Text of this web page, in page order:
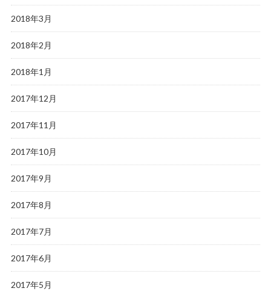
2018年3月
2018年2月
2018年1月
2017年12月
2017年11月
2017年10月
2017年9月
2017年8月
2017年7月
2017年6月
2017年5月